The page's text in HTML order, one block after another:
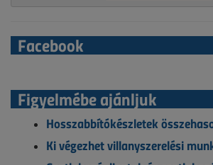
Facebook
Figyelmébe ajánljuk
Hosszabbítókészletek
Ki végezhet villanyszerelési